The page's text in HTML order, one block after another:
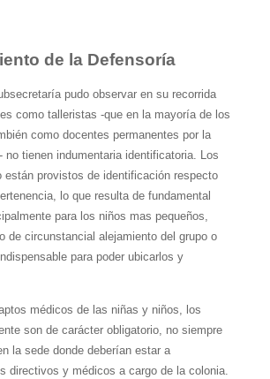
de la Defensoría
pudo observar en su recorrida
como talleristas -que en la mayoría de los
como docentes permanentes por la
no tienen indumentaria identificatoria. Los
están provistos de identificación respecto
lo que resulta de fundamental
para los niños mas pequeños,
de circunstancial alejamiento del grupo o
para poder ubicarlos y
médicos de las niñas y niños, los
son de carácter obligatorio, no siempre
la sede donde deberían estar a
directivos y médicos a cargo de la colonia.